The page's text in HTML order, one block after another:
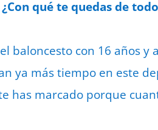
qué te quedas de
baloncesto con 16 años y
ya más tiempo en este
has marcado porque